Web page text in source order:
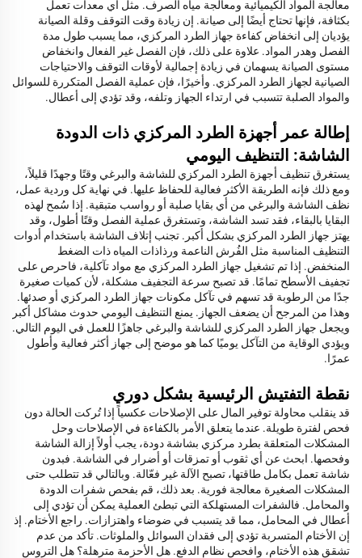
معالجة المواد الكيميائية ومعالجة مياه الصرف. مثل أي معدات تعمل
بكثافة، فإنها تحتاج أيضًا إلى صيانة. إن زيادة وقت التوقف وقلة الصيانة
يؤديان إلى انخفاض كفاءة جهاز الطرد المركزي، مما يسبب طول مدة
الفصل وهدر المواد. علاوة على ذلك، فإن الفصل غير الفعال وانخفاض
مستوى الصيانة يسهمان في زيادة إجمالية لأوقات التوقف والاحتياجات
الصيانية لجهاز الطرد المركزي. وأخيرًا، فإن عملية الفصل المتكررة للسوائل
والمواد الصلبة تتسبب في ارتداء الجهاز وتلفه، وقد تؤدي إلى أعطال.
إطالة عمر أجهزة الطرد المركزي ذات الدودة
الشاشة: التنظيف اليومي
يستغرق تنظيف أجهزة الطرد المركزي للشاشة والبرغي وقتًا وجهدًا قليلاً،
ومع ذلك فإنه الطريقة الأكثر فعالية للحفاظ عليها. في نهاية كل وردية عمل،
نظف الشاشة والبرغي من أي بقايا صلبة أو رواسب متبقية. إذا سُمح لهذه
البقايا بالبقاء، فقد تسد الشاشة، وتستغرق عملية الفصل وقتًا أطول، وقد
يهتز جهاز الطرد المركزي بشكل أكبر. تجنب إتلاف الشاشة باستخدام أدوات
التنظيف المناسبة مثل الفُرش الناعمة ورذاذات المياه ذات الضغط
المنخفض. إذا تم تشغيل جهاز الطرد المركزي مع مواد تآكلية، فاحرص على
تجفيف الأسطح تمامًا. قد تصبح سرعة التجفيف مشكلة، لأن كميات صغيرة
جدًا من الرطوبة قد تسهم في تآكل مكونات جهاز الطرد المركزي أو صدئها.
وهذا من المرجح أن يضعف الجهاز. يمنع التنظيف اليومي حدوث مشاكل أكبر
ويجعل جهاز الطرد المركزي للشاشة والبرغي جاهزًا للعمل في اليوم التالي.
ويؤدي الوقاية من التآكل يوميًا كما هو موضح إلى جهاز أكثر فعالية وأطول
عمرًا.
نقطة التفتيش الرئيسية بشكل دوري
قد ينقلب محاولة توفير المال على الإصلاحات عكسياً إذا تُركت الحالة دون
فحص لفترة طويلة. عندما يتعلق الأمر بالكفاءة في الإصلاحات وحل
المشكلات المتعلقة بطرد مركزي بشاشة دودة، يجب أولاً إزالة الشاشة
وفحصها. ابحث عن أي ثقوب أو تمزقات أو أضرار في الشاشة. فبدون
شاشة تعمل بكامل طاقتها، تصبح الآلة غير فعّالة. وبالتالي قد تتطلب حتى
المشكلات الصغيرة معالجة فورية. بعد ذلك، قم بفحص شفرات الدودة
والمحامل. فالشفرات المستهلكة التي تبطئ العملية يمكن أن تؤدي إلى
أعطال في المحامل، مما قد يتسبب في ضوضاء واهتزازات. راجع الأختام. إذ
إن الأختام المتسربة تؤدي إلى فقدان السوائل والملوثات. تأكد من عدم
تشقق هذه الأختام، وافحص نظام الدفع. هل الأحزمة مترهلة؟ هل التروس